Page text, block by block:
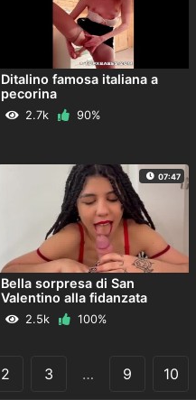
Ditalino famosa italiana a
pecorina
2.7k 90%
07:47
Bella sorpresa di San
Valentino alla fidanzata
2.5k 100%
2 3 … 9 10